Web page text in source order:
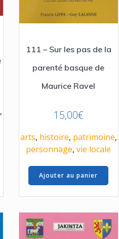
,
111 – Sur les pas de la
parenté basque de
Maurice Ravel
15,00€
arts, histoire, patrimoine,
personnage,vie locale
Ajouter au panier